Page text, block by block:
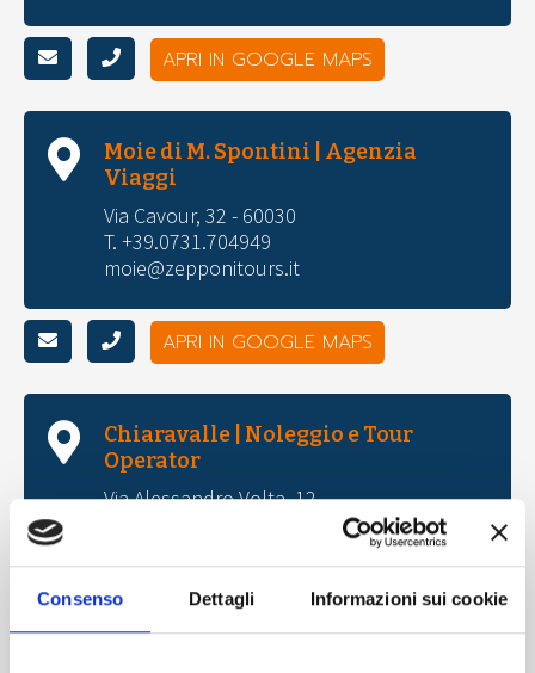
Consenso Dettagli Informazioni sui cookie
APRI IN GOOGLE MAPS
Moie di M. Spontini | Agenzia
Viaggi
Via Cavour, 32 - 60030
T. +39.0731.704949
moie@zepponitours.it
APRI IN GOOGLE MAPS
Chiaravalle | Noleggio e Tour
Operator
Via Alessandro Volta, 12